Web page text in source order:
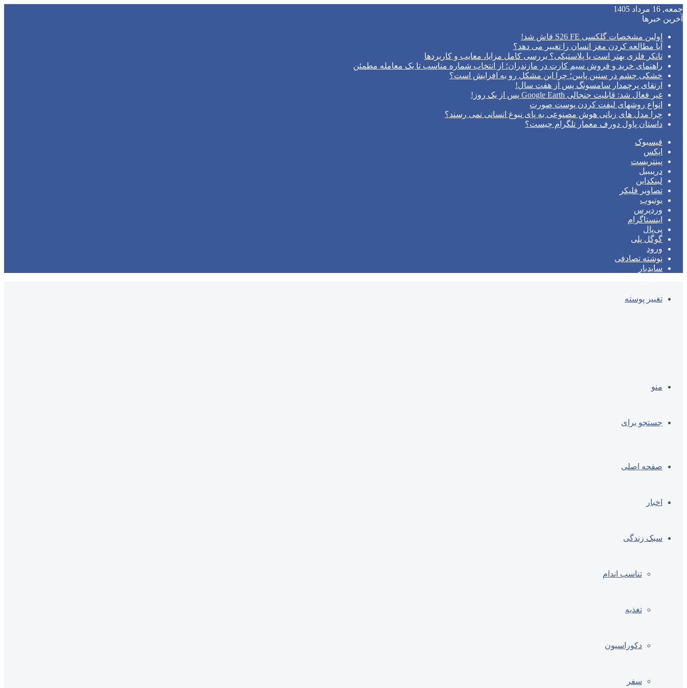
جمعه, 16 مرداد 1405
آخرین خبرها
اولین مشخصات گلکسی S26 FE فاش شد!
آیا مطالعه کردن مغز انسان را تغییر می‌ دهد؟
تانکر فلزی بهتر است یا پلاستیکی؟ بررسی کامل مزایا، معایب و کاربردها
راهنمای خرید و فروش سیم کارت در مازندران؛ از انتخاب شماره مناسب تا یک معامله مطمئن
خشکی چشم در سنین پایین؛ چرا این مشکل رو به افزایش است؟
ارتقای پرچمدار سامسونگ پس از هفت سال!
غیر فعال شد: قابلیت جنجالی Google Earth پس از یک روز!
انواع روشهای لیفت کردن پوست صورت
چرا مدل‌ های زبانی هوش مصنوعی به پای نبوغ انسانی نمی‌ رسند؟
داستان پاول دورف معمار تلگرام چیست؟
فیسبوک
ایکس
پینتریست
دریبببل
لینکداین
تصاویر فلیکر
یوتیوب
وردپرس
اینستاگرام
پی‌پال
گوگل پلی
ورود
نوشته تصادفی
سایدبار
تغییر پوسته
منو
جستجو برای
صفحه اصلی
اخبار
سبک زندگی
تناسب اندام
تغذیه
دکوراسیون
سفر